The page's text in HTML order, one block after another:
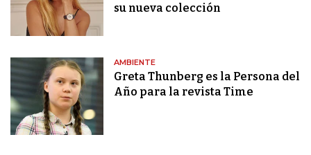
su nueva colección
AMBIENTE
Greta Thunberg es la Persona del
Año para la revista Time